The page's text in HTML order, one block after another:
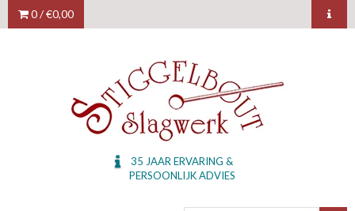
0 /€0,00
35 JAAR ERVARING &
PERSOONLIJK ADVIES